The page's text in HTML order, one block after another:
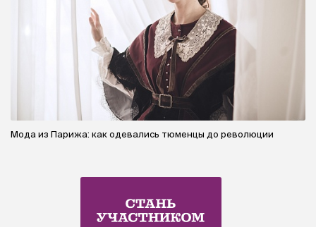
Мода из Парижа: как одевались тюменцы до революции